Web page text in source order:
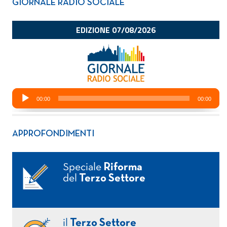
GIORNALE RADIO SOCIALE
APPROFONDIMENTI
Speciale Riforma
del
Terzo Settore
il Terzo Settore